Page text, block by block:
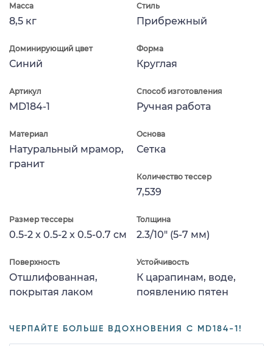
Масса
8,5 кг
Стиль
Прибрежный
Доминирующий цвет
Синий
Форма
Круглая
Артикул
MD184-1
Способ изготовления
Ручная работа
Материал
Натуральный мрамор,
гранит
Основа
Сетка
Количество тессер
7,539
Размер тессеры
0.5-2 x 0.5-2 x 0.5-0.7 см
Толщина
2.3/10" (5-7 мм)
Поверхность
Отшлифованная,
покрытая лаком
Устойчивость
К царапинам, воде,
появлению пятен
ЧЕРПАЙТЕ БОЛЬШЕ ВДОХНОВЕНИЯ С MD184-1!